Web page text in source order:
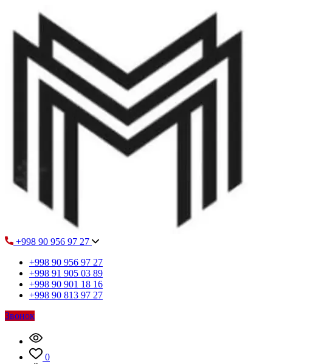
+998 90 956 97 27
+998 90 956 97 27
+998 91 905 03 89
+998 90 901 18 16
+998 90 813 97 27
Звонок
0